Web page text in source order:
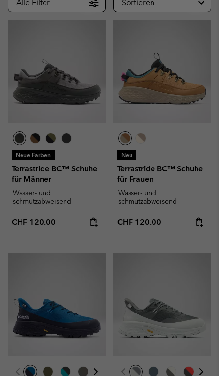
Alle Filter Sortieren
Neue Farben
Terrastride BC™ Schuhe
für Männer
Wasser- und
schmutzabweisend
Regular price:
CHF 120.00
Neu
Terrastride BC™ Schuhe
für Frauen
Wasser- und
schmutzabweisend
Regular price:
CHF 120.00